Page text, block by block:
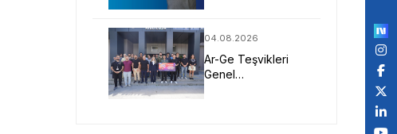
04.08.2026
Ar-Ge Teşvikleri
Genel